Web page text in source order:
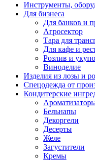
Инструменты,
Для бизнеса
Для банков и
Агросектор
Тара для
Для кафе и
Розлив и
Виноделие
Изделия из лозы и
Спецодежда от
Кондитерские
Бельнапы
Декоргели
Десерты
Желe
Загустители
Кремы